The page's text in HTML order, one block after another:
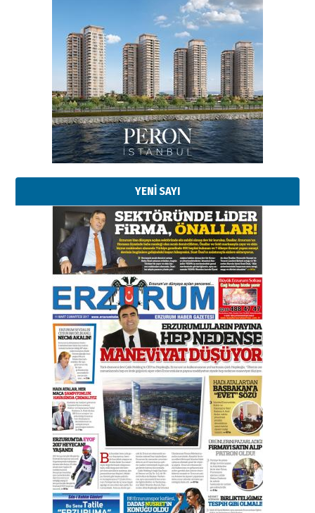
YENİ SAYI
Esat BİNDESEN
Başkan Sekmen’den Erzurum’a
bir vizyon proje daha!
02 Ağustos 2026 Pazar
Kadir SABUNCUOĞLU
Erzurumspor’un köşe taşları
29 Haziran 2026 Pazartesi
Kenan GÜLERCİ
Murat Şahsuvaroğlu ERKON’da
çıtayı yukarı taşırken,
yönetimdekiler aşağı
çekmemeli!
17 Şubat 2026 SalıOrhan BOZKURT
Bir fotoğraf, bir şehir, bir
gazeteci… Dizginler kimin
elinde?
31 Mart 2026 Salı
A. Berhan Yılmaz
BİR BÖLÜM DEĞİL, BİR ÖMÜR
SEÇİYORSUNUZ… “NEDEN
ATATÜRK ÜNİVERSİTESİ?”
28 Temmuz 2026 Salı
Ahmet Gökhan YAZICI
Ahmed Yesevi’den bir Alperen…
”Reisimiz” idi… Hakka yürüdü.!
26 Mart 2026 Perşembe
Cem Bakırcı
Ardında bıraktığı hatıralarıyla
gönül adamı Faruk Terzioğlu!
13 Mayıs 2026 Çarşamba